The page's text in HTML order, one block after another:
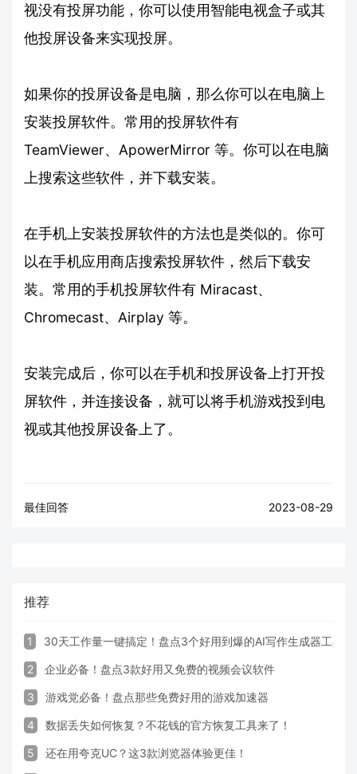
视没有投屏功能，你可以使用智能电视盒子或其
他投屏设备来实现投屏。
如果你的投屏设备是电脑，那么你可以在电脑上
安装投屏软件。常用的投屏软件有
TeamViewer、ApowerMirror 等。你可以在电脑
上搜索这些软件，并下载安装。
在手机上安装投屏软件的方法也是类似的。你可
以在手机应用商店搜索投屏软件，然后下载安
装。常用的手机投屏软件有 Miracast、
Chromecast、Airplay 等。
安装完成后，你可以在手机和投屏设备上打开投
屏软件，并连接设备，就可以将手机游戏投到电
视或其他投屏设备上了。
最佳回答 2023-08-29
推荐
1 30天工作量一键搞定！盘点3个好用到爆的AI写作生成器工具
2 企业必备！盘点3款好用又免费的视频会议软件
3 游戏党必备！盘点那些免费好用的游戏加速器
4 数据丢失如何恢复？不花钱的官方恢复工具来了！
5 还在用夸克UC？这3款浏览器体验更佳！